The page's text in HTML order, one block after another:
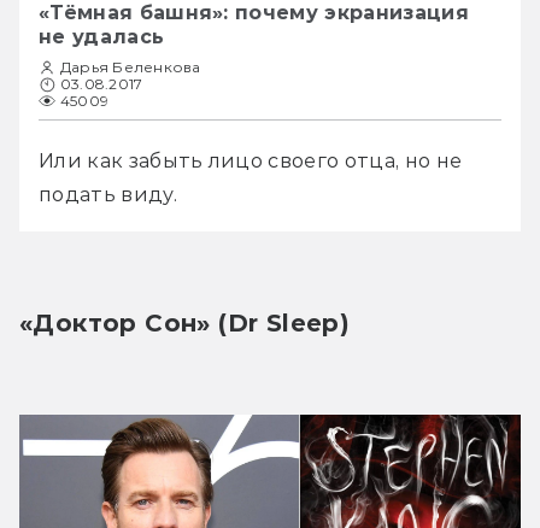
«Тёмная башня»: почему экранизация
не удалась
Дарья Беленкова
03.08.2017
45009
Или как забыть лицо своего отца, но не
подать виду.
«Доктор Сон» (Dr Sleep)